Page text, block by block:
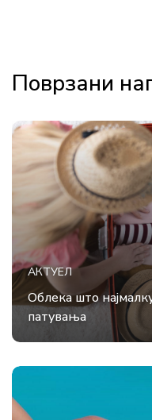
Поврзани
АКТУЕЛ
Облека што
патувања